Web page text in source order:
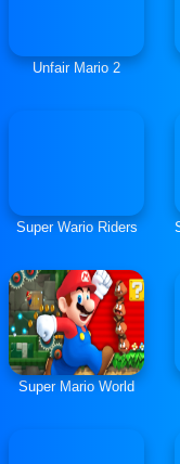
Unfair Mario 2
Super Wario Riders
Super Mario World